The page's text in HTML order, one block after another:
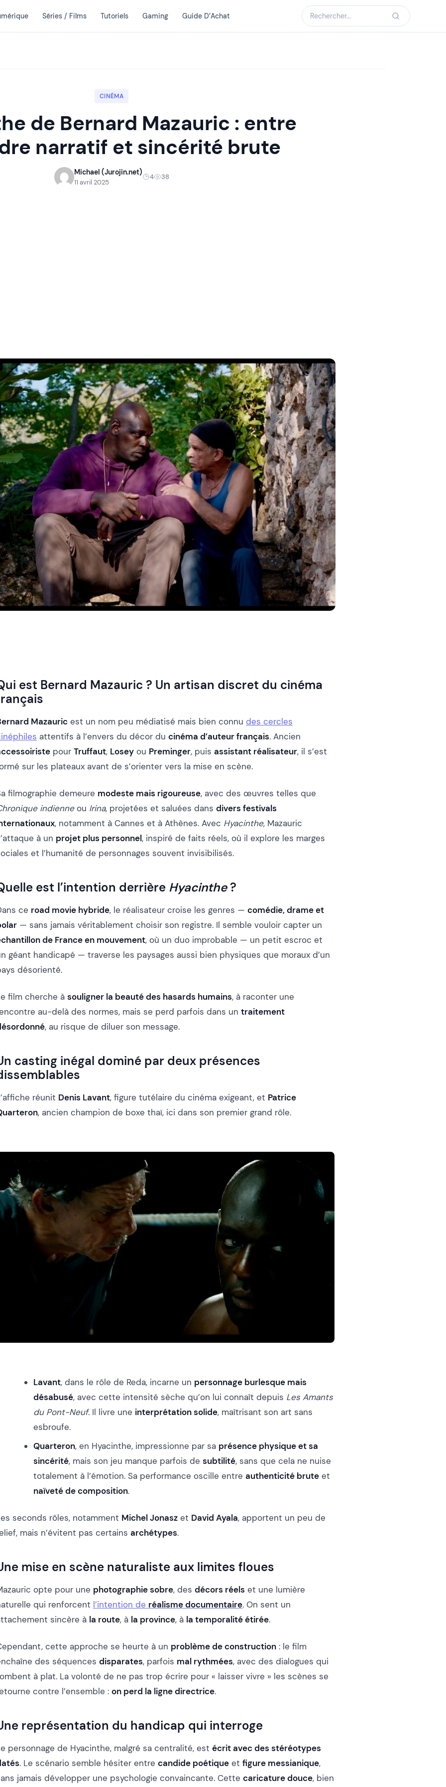
Séries / Films Tutoriels Gaming Guide D’Achat
CINÉMA
de Bernard Mazauric : entre
narratif et sincérité brute
Michael (Jurojin.net)
11 avril 2025
4 38
est Bernard Mazauric ? Un artisan discret du cinéma
Mazauric est un nom peu médiatisé mais bien connu des cercles
attentifs à l’envers du décor du cinéma d’auteur français. Ancien
pour Truffaut, Losey ou Preminger, puis assistant réalisateur, il s’est
sur les plateaux avant de s’orienter vers la mise en scène.
filmographie demeure modeste mais rigoureuse, avec des œuvres telles que
indienneou Irina, projetées et saluées dans divers festivals
, notamment à Cannes et à Athènes. Avec Hyacinthe, Mazauric
à un projet plus personnel, inspiré de faits réels, où il explore les marges
et l’humanité de personnages souvent invisibilisés.
est l’intention derrière Hyacinthe?
ce road movie hybride, le réalisateur croise les genres — comédie, drame et
— sans jamais véritablement choisir son registre. Il semble vouloir capter un
de France en mouvement, où un duo improbable — un petit escroc et
géant handicapé — traverse les paysages aussi bien physiques que moraux d’un
désorienté.
film cherche à souligner la beauté des hasards humains, à raconter une
au-delà des normes, mais se perd parfois dans un traitement
, au risque de diluer son message.
casting inégal dominé par deux présences
réunit Denis Lavant, figure tutélaire du cinéma exigeant, et Patrice
, ancien champion de boxe thaï, ici dans son premier grand rôle.
Lavant, dans le rôle de Reda, incarne un personnage burlesque mais
désabusé, avec cette intensité sèche qu’on lui connaît depuis Les Amants
du Pont-Neuf. Il livre une interprétation solide, maîtrisant son art sans
esbroufe.
Quarteron, en Hyacinthe, impressionne par sa présence physique et sa
sincérité, mais son jeu manque parfois de subtilité, sans que cela ne nuise
totalement à l’émotion. Sa performance oscille entre authenticité brute et
naïveté de composition.
seconds rôles, notamment Michel Jonasz et David Ayala, apportent un peu de
mais n’évitent pas certains archétypes.
mise en scène naturaliste aux limites floues
opte pour une photographie sobre, des décors réels et une lumière
qui renforcent l’intention de réalisme documentaire. On sent un
sincère à la route, à la province, à la temporalité étirée.
cette approche se heurte à un problème de construction : le film
des séquences disparates, parfois mal rythmées, avec des dialogues qui
à plat. La volonté de ne pas trop écrire pour « laisser vivre » les scènes se
contre l’ensemble : on perd la ligne directrice.
représentation du handicap qui interroge
personnage de Hyacinthe, malgré sa centralité, est écrit avec des stéréotypes
. Le scénario semble hésiter entre candide poétique et figure messianique,
jamais développer une psychologie convaincante. Cette caricature douce, bien